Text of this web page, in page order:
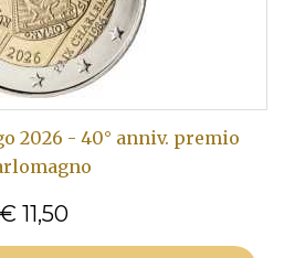
2026 - 40° anniv. premio
€ 11,50